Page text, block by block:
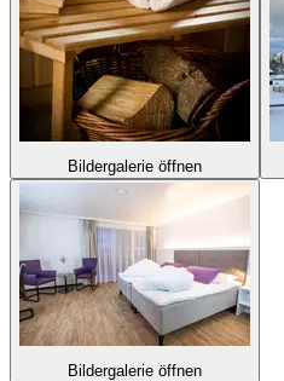
Bildergalerie öffnen
Bildergalerie öffnen